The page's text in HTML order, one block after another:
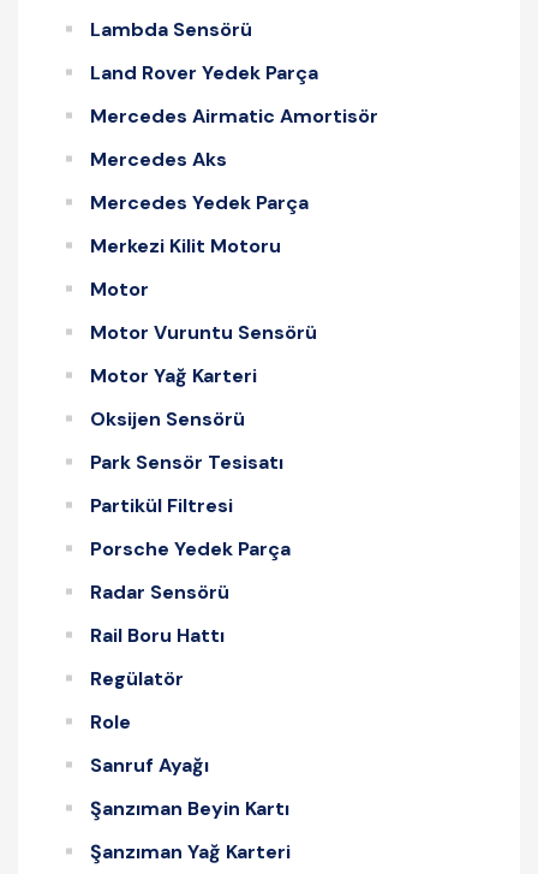
Lambda Sensörü
Land Rover Yedek Parça
Mercedes Airmatic Amortisör
Mercedes Aks
Mercedes Yedek Parça
Merkezi Kilit Motoru
Motor
Motor Vuruntu Sensörü
Motor Yağ Karteri
Oksijen Sensörü
Park Sensör Tesisatı
Partikül Filtresi
Porsche Yedek Parça
Radar Sensörü
Rail Boru Hattı
Regülatör
Role
Sanruf Ayağı
Şanzıman Beyin Kartı
Şanzıman Yağ Karteri